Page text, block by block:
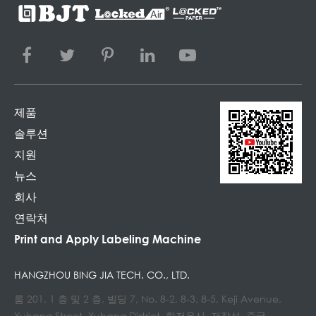
제품
솔루션
지원
뉴스
회사
연락처
Print and Apply Labeling Machine
HANGZHOU BING JIA TECH. CO., LTD.
룸 201, 1 층 및 2 층, 빌딩 7, No. 8-2, 8-3, 8-5, Keji Avenue,